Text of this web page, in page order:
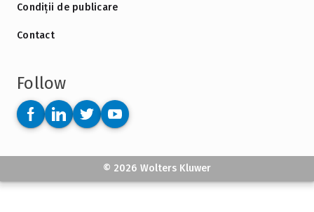
Condiții de publicare
Contact
Follow
© 2026 Wolters Kluwer